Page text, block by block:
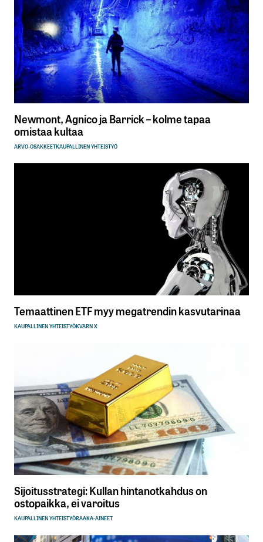
Newmont, Agnico ja Barrick – kolme tapaa
omistaa kultaa
ARVO-OSAKKEETKAUPALLINEN YHTEISTYÖ
Temaattinen ETF myy megatrendin kasvutarinaa
KAUPALLINEN YHTEISTYÖKVARN X
Sijoitusstrategi: Kullan hintanotkahdus on
ostopaikka, ei varoitus
KAUPALLINEN YHTEISTYÖRAAKA-AINEET